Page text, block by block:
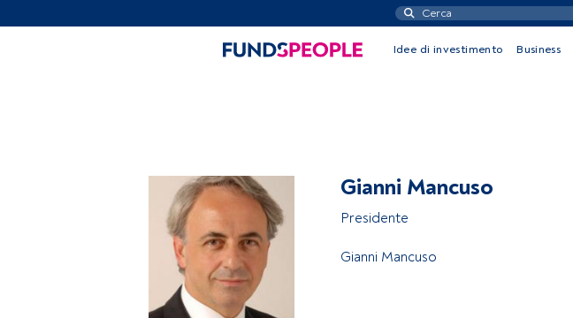
Idee di investimento Business
Gianni Mancuso
Presidente
Gianni Mancuso